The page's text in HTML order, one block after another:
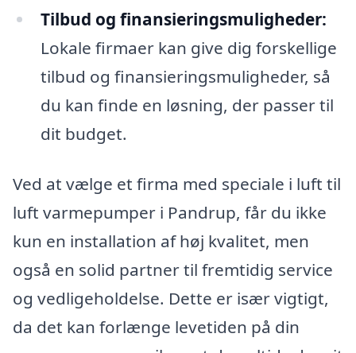
Tilbud og finansieringsmuligheder:
Lokale firmaer kan give dig forskellige
tilbud og finansieringsmuligheder, så
du kan finde en løsning, der passer til
dit budget.
Ved at vælge et firma med speciale i luft til
luft varmepumper i Pandrup, får du ikke
kun en installation af høj kvalitet, men
også en solid partner til fremtidig service
og vedligeholdelse. Dette er især vigtigt,
da det kan forlænge levetiden på din